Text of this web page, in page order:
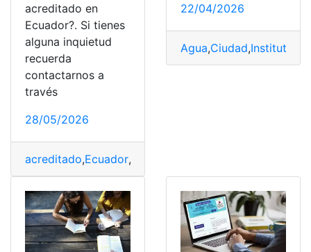
acreditado en
Ecuador?. Si tienes
alguna inquietud
recuerda
contactarnos a
través
28/05/2026
acreditado,Ecuador,
22/04/2026
Agua,Ciudad,Instituto